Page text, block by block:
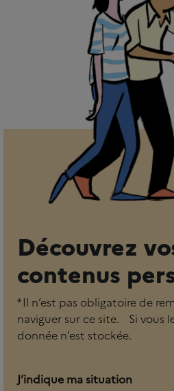
Découvrez
contenus
* Il n’est pas obligatoire de
naviguer sur ce site. Si vous
donnée n’est stockée.
J’indique ma situation